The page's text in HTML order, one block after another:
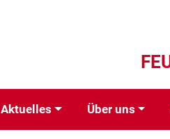
Aktuelles Über uns